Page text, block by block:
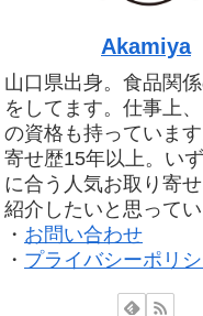
Akamiya
山口県出身。食品関
をしてます。仕事上
の資格も持っていま
寄せ歴15年以上。い
に合う人気お取り寄
紹介したいと思ってい
・ お問い合わせ
・ プライバシーポリ